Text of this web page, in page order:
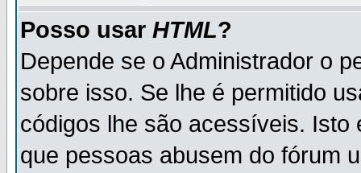
Posso usar HTML?
Depende se o Administrador o
sobre isso. Se lhe é permitido
códigos lhe são acessíveis.
que pessoas abusem do fórum